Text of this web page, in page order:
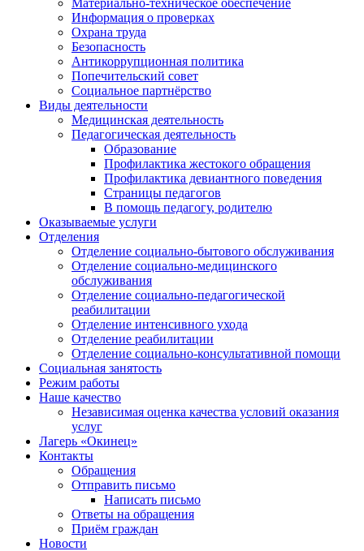
Информация о проверках
Охрана труда
Безопасность
Антикоррупционная политика
Попечительский совет
Социальное партнёрство
Виды деятельности
Медицинская деятельность
Педагогическая деятельность
Образование
Профилактика жестокого обращения
Профилактика девиантного поведения
Страницы педагогов
В помощь педагогу, родителю
Оказываемые услуги
Отделения
Отделение социально-бытового обслуживания
Отделение социально-медицинского
обслуживания
Отделение социально-педагогической
реабилитации
Отделение интенсивного ухода
Отделение реабилитации
Отделение социально-консультативной помощи
Социальная занятость
Режим работы
Наше качество
Независимая оценка качества условий оказания
услуг
Лагерь «Окинец»
Контакты
Обращения
Отправить письмо
Написать письмо
Ответы на обращения
Приём граждан
Новости